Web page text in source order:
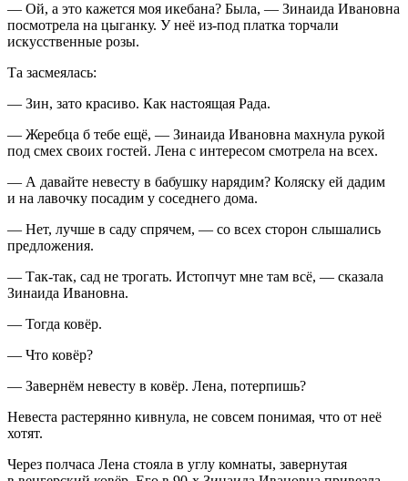
— Ой, а это кажется моя икебана? Была, — Зинаида Ивановна
посмотрела на цыганку. У неё из-под платка торчали
искусственные розы.
Та засмеялась:
— Зин, зато красиво. Как настоящая Рада.
— Жеребца б тебе ещё, — Зинаида Ивановна махнула рукой
под смех своих гостей. Лена с интересом смотрела на всех.
— А давайте невесту в бабушку нарядим? Коляску ей дадим
и на лавочку посадим у соседнего дома.
— Нет, лучше в саду спрячем, — со всех сторон слышались
предложения.
— Так-так, сад не трогать. Истопчут мне там всё, — сказала
Зинаида Ивановна.
— Тогда ковёр.
— Что ковёр?
— Завернём невесту в ковёр. Лена, потерпишь?
Невеста растерянно кивнула, не совсем понимая, что от неё
хотят.
Через полчаса Лена стояла в углу комнаты, завернутая